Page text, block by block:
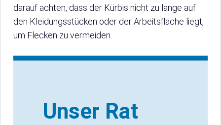
darauf achten, dass der Kürbis nicht zu lange auf
den Kleidungsstücken oder der Arbeitsfläche liegt,
um Flecken zu vermeiden.
Unser Rat